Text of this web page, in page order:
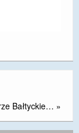
Bałtyckie… »